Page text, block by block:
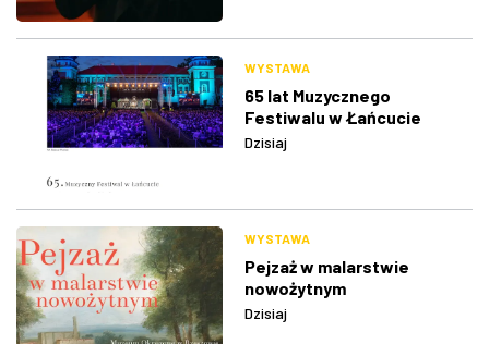
WYSTAWA
65 lat Muzycznego
Festiwalu w Łańcucie
Dzisiaj
WYSTAWA
Pejzaż w malarstwie
nowożytnym
Dzisiaj